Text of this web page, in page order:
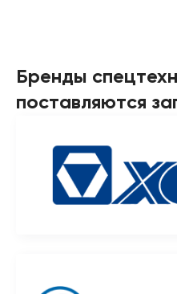
Бренды
поставляются